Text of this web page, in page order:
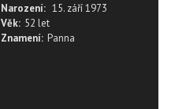
Narození: 15. září 1973
Věk: 52 let
Znamení: Panna